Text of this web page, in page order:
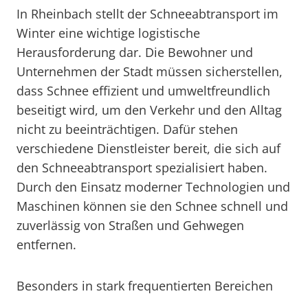
In Rheinbach stellt der Schneeabtransport im
Winter eine wichtige logistische
Herausforderung dar. Die Bewohner und
Unternehmen der Stadt müssen sicherstellen,
dass Schnee effizient und umweltfreundlich
beseitigt wird, um den Verkehr und den Alltag
nicht zu beeinträchtigen. Dafür stehen
verschiedene Dienstleister bereit, die sich auf
den Schneeabtransport spezialisiert haben.
Durch den Einsatz moderner Technologien und
Maschinen können sie den Schnee schnell und
zuverlässig von Straßen und Gehwegen
entfernen.
Besonders in stark frequentierten Bereichen